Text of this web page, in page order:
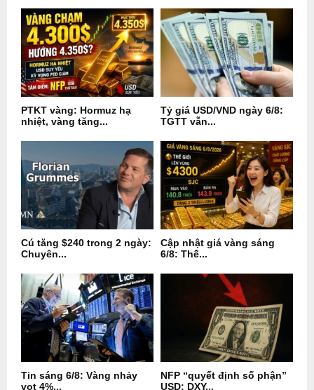
PTKT vàng: Hormuz hạ
nhiệt, vàng tăng...
Tỷ giá USD/VND ngày 6/8:
TGTT vẫn...
Cú tăng $240 trong 2 ngày:
Chuyên...
Cập nhật giá vàng sáng
6/8: Thế...
Tin sáng 6/8: Vàng nhảy
vọt 4%...
NFP “quyết định số phận”
USD: DXY...